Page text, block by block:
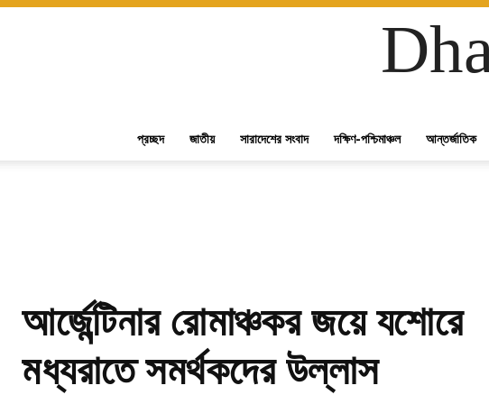
প্রচ্ছদ জাতীয় সারাদেশের সংবাদ দক্ষিণ-পশ্চিমাঞ্চল আন্তর্জাতিক
আর্জেন্টিনার রোমাঞ্চকর জয়ে যশোরে
মধ্যরাতে সমর্থকদের উল্লাস